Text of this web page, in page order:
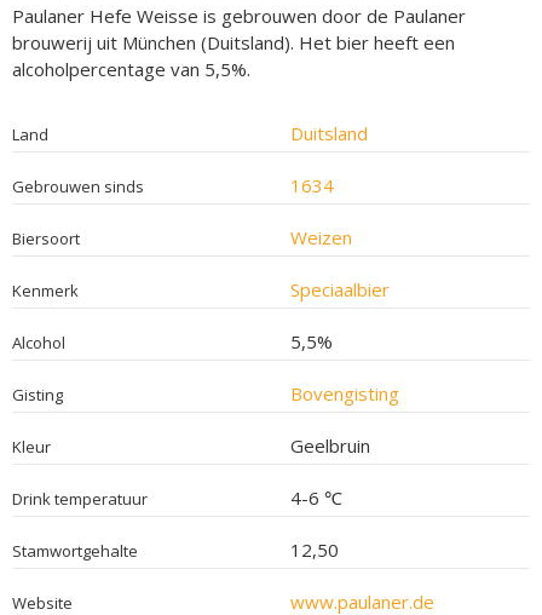
Paulaner Hefe Weisse is gebrouwen door de Paulaner
brouwerij uit München (Duitsland). Het bier heeft een
alcoholpercentage van 5,5%.
Land Duitsland
Gebrouwen sinds 1634
Biersoort Weizen
Kenmerk Speciaalbier
Alcohol 5,5%
Gisting Bovengisting
Kleur Geelbruin
Drink temperatuur 4-6 ℃
Stamwortgehalte 12,50
Website www.paulaner.de